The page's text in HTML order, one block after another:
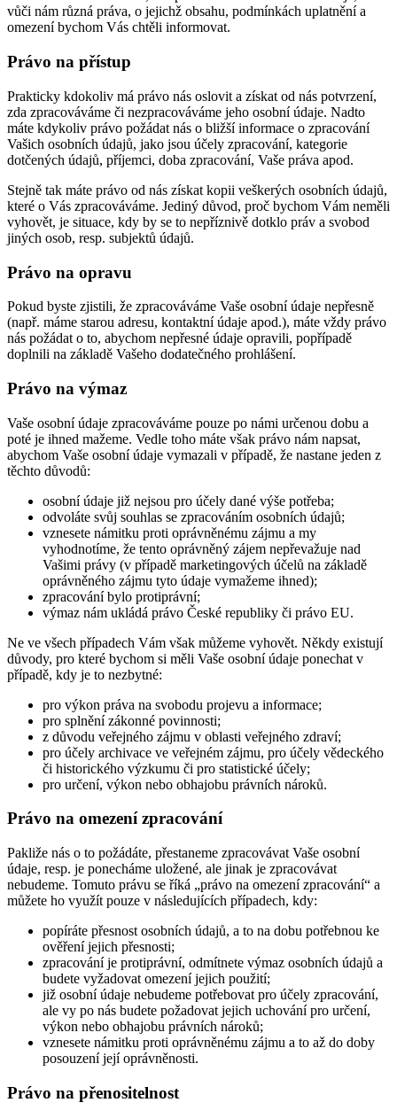
vůči nám různá práva, o jejichž obsahu, podmínkách uplatnění a
omezení bychom Vás chtěli informovat.
Právo na přístup
Prakticky kdokoliv má právo nás oslovit a získat od nás potvrzení,
zda zpracováváme či nezpracováváme jeho osobní údaje. Nadto
máte kdykoliv právo požádat nás o bližší informace o zpracování
Vašich osobních údajů, jako jsou účely zpracování, kategorie
dotčených údajů, příjemci, doba zpracování, Vaše práva apod.
Stejně tak máte právo od nás získat kopii veškerých osobních údajů,
které o Vás zpracováváme. Jediný důvod, proč bychom Vám neměli
vyhovět, je situace, kdy by se to nepříznivě dotklo práv a svobod
jiných osob, resp. subjektů údajů.
Právo na opravu
Pokud byste zjistili, že zpracováváme Vaše osobní údaje nepřesně
(např. máme starou adresu, kontaktní údaje apod.), máte vždy právo
nás požádat o to, abychom nepřesné údaje opravili, popřípadě
doplnili na základě Vašeho dodatečného prohlášení.
Právo na výmaz
Vaše osobní údaje zpracováváme pouze po námi určenou dobu a
poté je ihned mažeme. Vedle toho máte však právo nám napsat,
abychom Vaše osobní údaje vymazali v případě, že nastane jeden z
těchto důvodů:
osobní údaje již nejsou pro účely dané výše potřeba;
odvoláte svůj souhlas se zpracováním osobních údajů;
vznesete námitku proti oprávněnému zájmu a my
vyhodnotíme, že tento oprávněný zájem nepřevažuje nad
Vašimi právy (v případě marketingových účelů na základě
oprávněného zájmu tyto údaje vymažeme ihned);
zpracování bylo protiprávní;
výmaz nám ukládá právo České republiky či právo EU.
Ne ve všech případech Vám však můžeme vyhovět. Někdy existují
důvody, pro které bychom si měli Vaše osobní údaje ponechat v
případě, kdy je to nezbytné:
pro výkon práva na svobodu projevu a informace;
pro splnění zákonné povinnosti;
z důvodu veřejného zájmu v oblasti veřejného zdraví;
pro účely archivace ve veřejném zájmu, pro účely vědeckého
či historického výzkumu či pro statistické účely;
pro určení, výkon nebo obhajobu právních nároků.
Právo na omezení zpracování
Pakliže nás o to požádáte, přestaneme zpracovávat Vaše osobní
údaje, resp. je ponecháme uložené, ale jinak je zpracovávat
nebudeme. Tomuto právu se říká „právo na omezení zpracování“ a
můžete ho využít pouze v následujících případech, kdy:
popíráte přesnost osobních údajů, a to na dobu potřebnou ke
ověření jejich přesnosti;
zpracování je protiprávní, odmítnete výmaz osobních údajů a
budete vyžadovat omezení jejich použití;
již osobní údaje nebudeme potřebovat pro účely zpracování,
ale vy po nás budete požadovat jejich uchování pro určení,
výkon nebo obhajobu právních nároků;
vznesete námitku proti oprávněnému zájmu a to až do doby
posouzení její oprávněnosti.
Právo na přenositelnost